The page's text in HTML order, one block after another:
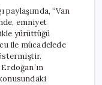
paylaşımda, “Van
emniyet
yürüttüğü
ile mücadelede